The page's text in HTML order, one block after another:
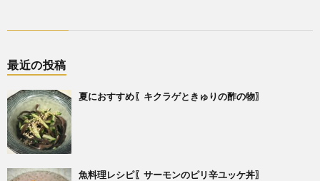
最近の投稿
夏におすすめ〖キクラゲときゅりの酢の物〗
魚料理レシピ〖サーモンのピリ辛ユッケ丼〗